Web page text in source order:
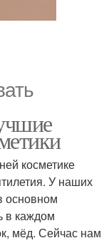
косметике
У наших
основном
в каждом
мёд. Сейчас нам